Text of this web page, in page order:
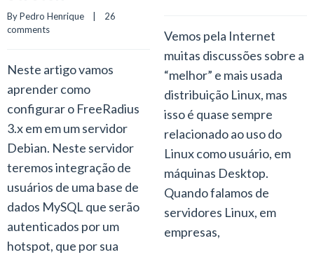
By Pedro Henrique
    |
26
comments
Neste artigo vamos
aprender como
configurar o FreeRadius
3.x em em um servidor
Debian. Neste servidor
teremos integração de
usuários de uma base de
dados MySQL que serão
autenticados por um
hotspot, que por sua
Vemos pela Internet
muitas discussões sobre a
“melhor” e mais usada
distribuição Linux, mas
isso é quase sempre
relacionado ao uso do
Linux como usuário, em
máquinas Desktop.
Quando falamos de
servidores Linux, em
empresas,